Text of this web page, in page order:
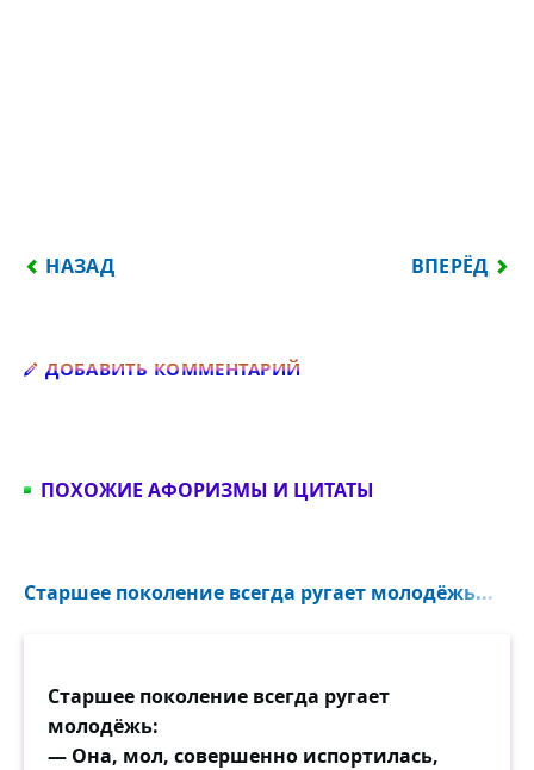
ПРЕДЫДУЩИЙ: В СИЛУ РЯДА ПРИЧИН Я НЕ
НАЗАД ВПЕРЁД
ДОБАВИТЬ КОММЕНТАРИЙ
ПОХОЖИЕ АФОРИЗМЫ И ЦИТАТЫ
Старшее поколение всегда ругает молодёжь...
Старшее поколение всегда ругает
молодёжь:
— Она, мол, совершенно испортилась,